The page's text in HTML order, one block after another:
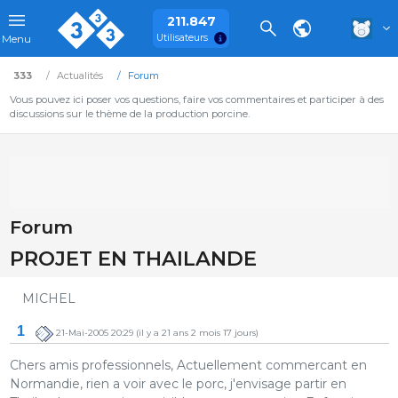
Menu
211.847
Utilisateurs
333 Actualités
Forum
Vous pouvez ici poser vos questions, faire vos commentaires et participer à des
discussions sur le thème de la production porcine.
Forum
PROJET EN THAILANDE
MICHEL
1 21-Mai-2005 20:29(il y a 21 ans 2 mois 17 jours)
Chers amis professionnels, Actuellement commercant en
Normandie, rien a voir avec le porc, j'envisage partir en